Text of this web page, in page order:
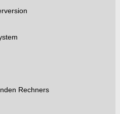
Rechners